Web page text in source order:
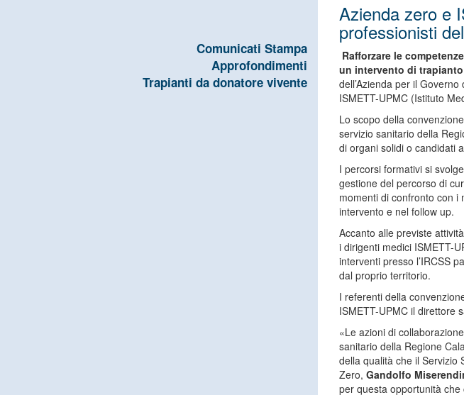
Comunicati Stampa
Approfondimenti
Trapianti da donatore vivente
Azienda zero e
professionisti
Rafforzare le
un intervento di
dell’Azienda per il
ISMETT-UPMC (Istituto
Lo scopo della
servizio sanitario della
di organi solidi o candidati
I percorsi formativi si
gestione del percorso di
momenti di confronto con i
intervento e nel follow up.
Accanto alle previste
i dirigenti medici ISMETT-
interventi presso l’IRCSS
dal proprio territorio.
I referenti della
ISMETT-UPMC il direttore
«Le azioni di
sanitario della Regione
della qualità che il Servizio
Zero, Gandolfo
per questa opportunità